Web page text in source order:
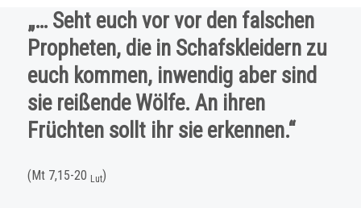
Initiative
„… Seht euch vor vor den falschen
Propheten, die in Schafskleidern zu
euch kommen, inwendig aber sind
sie reißende Wölfe. An ihren
Früchten sollt ihr sie erkennen.“
(Mt 7,15-20 Lut)